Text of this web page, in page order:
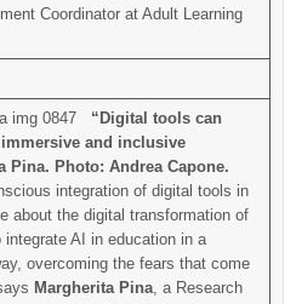
Coordinator at Adult Learning
“Digital tools can
and inclusive
Pina. Photo: Andrea Capone.
integration of digital tools in
about the digital transformation of
AI in education in a
overcoming the fears that come
Margherita Pina, a Research